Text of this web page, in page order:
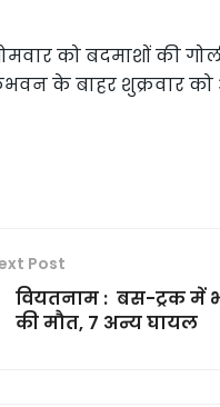
को बदमाशों की
के बाहर शुक्रवार
Post
वियतनाम : बस-ट्रक
की मौत, 7 अन्य घायल